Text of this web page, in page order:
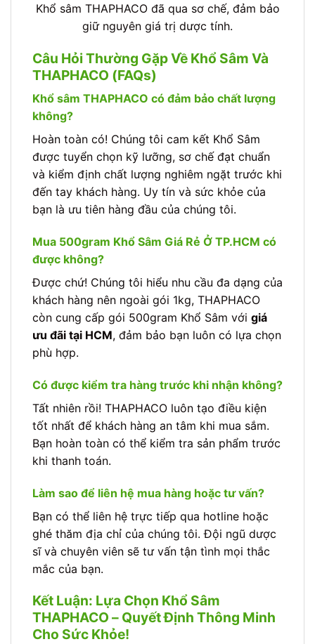
Khổ sâm THAPHACO đã qua sơ chế, đảm bảo
giữ nguyên giá trị dược tính.
Câu Hỏi Thường Gặp Về Khổ Sâm Và
THAPHACO (FAQs)
Khổ sâm THAPHACO có đảm bảo chất lượng
không?
Hoàn toàn có! Chúng tôi cam kết Khổ Sâm
được tuyển chọn kỹ lưỡng, sơ chế đạt chuẩn
và kiểm định chất lượng nghiêm ngặt trước khi
đến tay khách hàng. Uy tín và sức khỏe của
bạn là ưu tiên hàng đầu của chúng tôi.
Mua 500gram Khổ Sâm Giá Rẻ Ở TP.HCM có
được không?
Được chứ! Chúng tôi hiểu nhu cầu đa dạng của
khách hàng nên ngoài gói 1kg, THAPHACO
còn cung cấp gói 500gram Khổ Sâm với giá
ưu đãi tại HCM, đảm bảo bạn luôn có lựa chọn
phù hợp.
Có được kiểm tra hàng trước khi nhận không?
Tất nhiên rồi! THAPHACO luôn tạo điều kiện
tốt nhất để khách hàng an tâm khi mua sắm.
Bạn hoàn toàn có thể kiểm tra sản phẩm trước
khi thanh toán.
Làm sao để liên hệ mua hàng hoặc tư vấn?
Bạn có thể liên hệ trực tiếp qua hotline hoặc
ghé thăm địa chỉ của chúng tôi. Đội ngũ dược
sĩ và chuyên viên sẽ tư vấn tận tình mọi thắc
mắc của bạn.
Kết Luận: Lựa Chọn Khổ Sâm
THAPHACO – Quyết Định Thông Minh
Cho Sức Khỏe!